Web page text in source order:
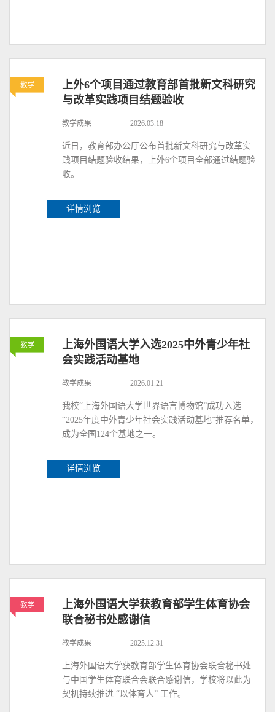
教学
上外6个项目通过教育部首批新文科研究
与改革实践项目结题验收
教学成果 2026.03.18
近日，教育部办公厅公布首批新文科研究与改革实
践项目结题验收结果，上外6个项目全部通过结题验
收。
详情浏览
教学
上海外国语大学入选2025中外青少年社
会实践活动基地
教学成果 2026.01.21
我校“上海外国语大学世界语言博物馆”成功入选
“2025年度中外青少年社会实践活动基地”推荐名单，
成为全国124个基地之一。
详情浏览
教学
上海外国语大学获教育部学生体育协会
联合秘书处感谢信
教学成果 2025.12.31
上海外国语大学获教育部学生体育协会联合秘书处
与中国学生体育联合会联合感谢信，学校将以此为
契机持续推进 “以体育人” 工作。